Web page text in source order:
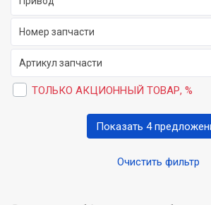
ТОЛЬКО АКЦИОННЫЙ ТОВАР, %
Очистить фильтр
Показать 4